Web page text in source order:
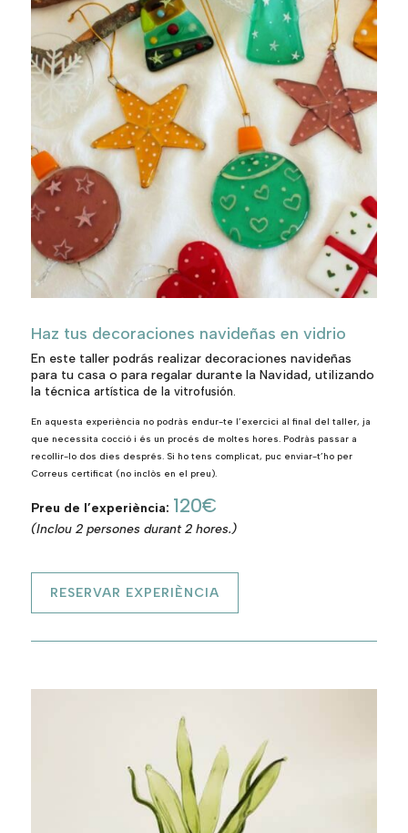
Haz tus decoraciones navideñas en vidrio
En este taller podrás realizar decoraciones navideñas
para tu casa o para regalar durante la Navidad, utilizando
la técnica artística de la vitrofusión.
En aquesta experiència no podràs endur-te l’exercici al final del taller, ja
que necessita cocció i és un procés de moltes hores. Podràs passar a
recollir-lo dos dies després. Si ho tens complicat, puc enviar-t’ho per
Correus certificat (no inclòs en el preu).
Preu de l’experiència: 120€
(Inclou 2 persones durant 2 hores.)
RESERVAR EXPERIÈNCIA